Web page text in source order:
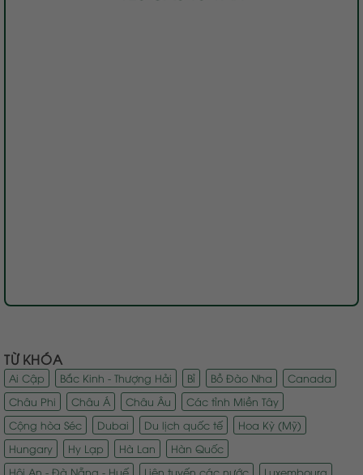
TỪ KHÓA
Ai Cập Bắc Kinh - Thượng Hải Bỉ Bồ Đào Nha
Canada
Châu Phi
Châu Á Châu Âu
Các tỉnh Miền Tây
Cộng hòa Séc
Dubai Du lịch quốc tế
Hoa Kỳ (Mỹ)
Hungary
Hy Lạp Hà Lan
Hàn Quốc
Hội An - Đà Nẵng - Huế
Liên tuyến các nước Luxembourg